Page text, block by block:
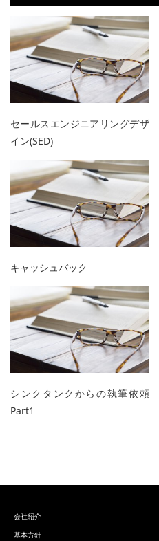
セールスエンジニアリングデザ
イン(SED)
キャッシュバック
シンクタンクからの執筆依頼
Part1
会社紹介
基本方針